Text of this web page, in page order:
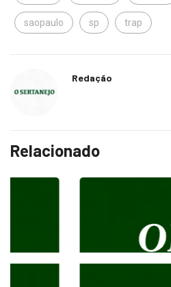
saopaulo sp trap
Redação
Relacionado